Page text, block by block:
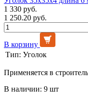
1 330 руб.
1 250.20 руб.
В корзину
Тип: Уголок
Применяется в
В наличии: 9 шт